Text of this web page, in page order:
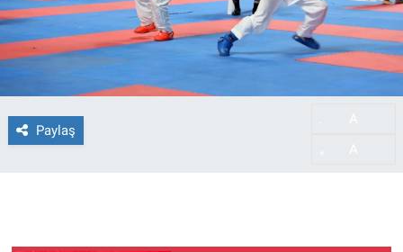
Paylaş
Haber Arşivi